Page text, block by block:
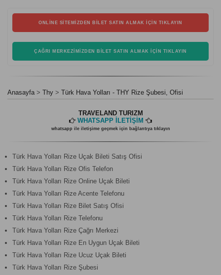
ONLINE SITEMIZDEN BILET SATIN ALMAK İÇIN TIKLAYIN
ÇAĞRI MERKEZIMIZDEN BILET SATIN ALMAK İÇIN TIKLAYIN
Anasayfa Thy Türk Hava Yolları - THY Rize Şubesi, Ofisi
TRAVELAND TURIZM
WHATSAPP İLETİŞİM
whatsapp ile iletişime geçmek için bağlantıya tıklayın
Türk Hava Yolları Rize Uçak Bileti Satış Ofisi
Türk Hava Yolları Rize Ofis Telefon
Türk Hava Yolları Rize Online Uçak Bileti
Türk Hava Yolları Rize Acente Telefonu
Türk Hava Yolları Rize Bilet Satış Ofisi
Türk Hava Yolları Rize Telefonu
Türk Hava Yolları Rize Çağrı Merkezi
Türk Hava Yolları Rize En Uygun Uçak Bileti
Türk Hava Yolları Rize Ucuz Uçak Bileti
Türk Hava Yolları Rize Şubesi